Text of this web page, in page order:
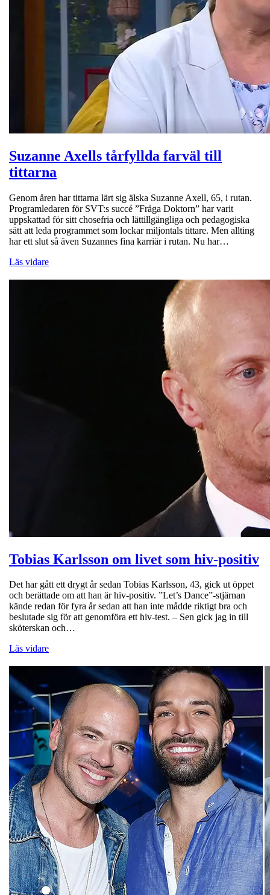
Suzanne Axells tårfyllda farväl till
tittarna
Genom åren har tittarna lärt sig älska Suzanne Axell, 65, i rutan.
Programledaren för SVT:s succé ”Fråga Doktorn” har varit
uppskattad för sitt chosefria och lättillgängliga och pedagogiska
sätt att leda programmet som lockar miljontals tittare. Men allting
har ett slut så även Suzannes fina karriär i rutan. Nu har…
Läs vidare
Tobias Karlsson om livet som hiv-positiv
Det har gått ett drygt år sedan Tobias Karlsson, 43, gick ut öppet
och berättade om att han är hiv-positiv. ”Let’s Dance”-stjärnan
kände redan för fyra år sedan att han inte mådde riktigt bra och
beslutade sig för att genomföra ett hiv-test. – Sen gick jag in till
sköterskan och…
Läs vidare